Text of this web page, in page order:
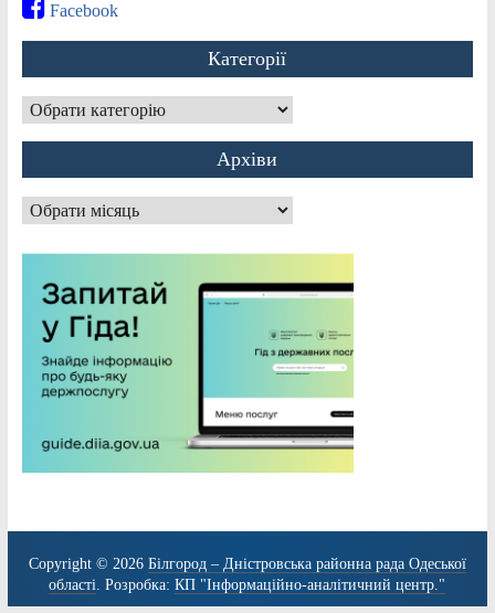
Facebook
Категорії
Категорії
Архіви
Архіви
Copyright © 2026 Білгород – Дністровська районна рада Одеської
області. Розробка:КП "Інформаційно-аналітичний центр."